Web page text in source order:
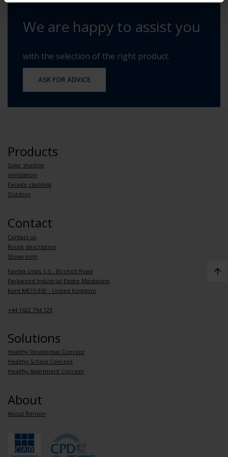
We are happy to assist you
with the selection of the right product.
ASK FOR ADVICE
Products
Solar shading
Ventilation
Facade cladding
Outdoor
Contact
Contact us
Route description
Showroom
Fairfax Units 1-5 - Bircholt Road
Parkwood Industrial Estate Maidstone
Kent ME15 9SF - United Kingdom
+44 1622 754 123
Solutions
Healthy Residential Concept
Healthy School Concept
Healthy Apartment Concept
About
About Renson